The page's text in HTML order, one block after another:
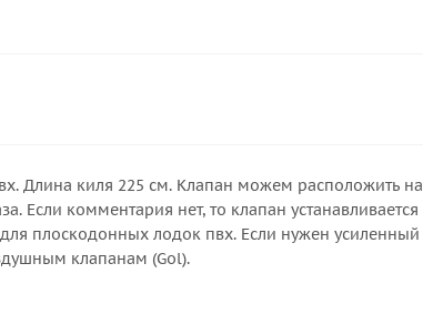
Длина киля 225 см. Клапан можем расположить
Если комментария нет, то клапан
плоскодонных лодок пвх. Если нужен усиленный
клапанам (Gol).